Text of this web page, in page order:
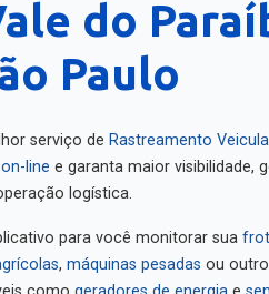
do
Paulo
serviço de Rastreamento
line e garanta maior visibilidade,
logística.
para você monitorar sua
máquinas pesadas ou
como geradores de energia e